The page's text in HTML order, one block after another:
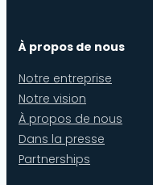
À propos de nous
Notre entreprise
Notre vision
À propos de nous
Dans la presse
Partnerships